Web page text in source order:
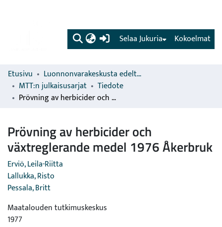
(current) Kokoelmat
Selaa Jukuria
Etusivu
Luonnonvarakeskusta edeltävien organisaatioiden sarjat
MTT:n julkaisusarjat
Tiedote
Prövning av herbicider och växtreglerande medel 1976 Åkerbruk
Prövning av herbicider och
växtreglerande medel 1976 Åkerbruk
Erviö, Leila-Riitta
Lallukka, Risto
Pessala, Britt
Maatalouden tutkimuskeskus
1977